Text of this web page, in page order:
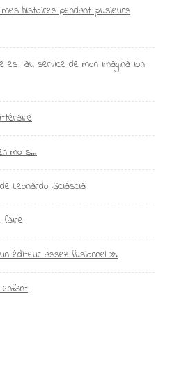
histoires pendant plusieurs
au service de mon imagination
mots…
Leonardo Sciascia
faire
éditeur assez fusionnel ».
enfant